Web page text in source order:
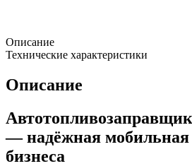
Описание
Технические характеристики
Описание
— надёжная
бизнеса